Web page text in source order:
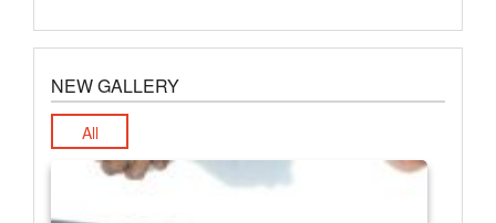
NEW GALLERY
All